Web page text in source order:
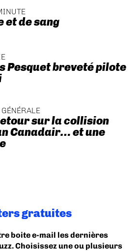
et de sang
Pesquet breveté pilote
sur la collision
Canadair… et une
gratuites
boite e-mail les dernières
Choisissez une ou plusieurs